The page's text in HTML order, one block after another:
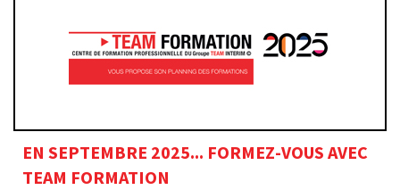
EN SEPTEMBRE 2025... FORMEZ-VOUS AVEC
TEAM FORMATION